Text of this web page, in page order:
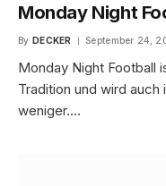
Monday Night
By DECKER September 24,
Monday Night Football
Tradition und wird
weniger.…